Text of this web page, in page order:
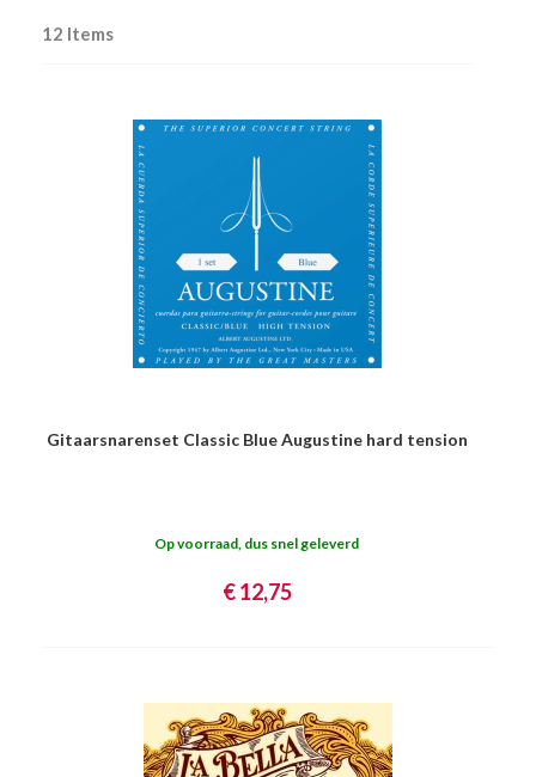
12 Items
Gitaarsnarenset Classic Blue Augustine hard tension
Op voorraad, dus snel geleverd
€ 12,75